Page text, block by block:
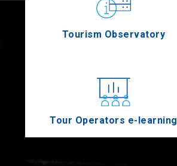
Tourism Observatory
Tour Operators e-learning